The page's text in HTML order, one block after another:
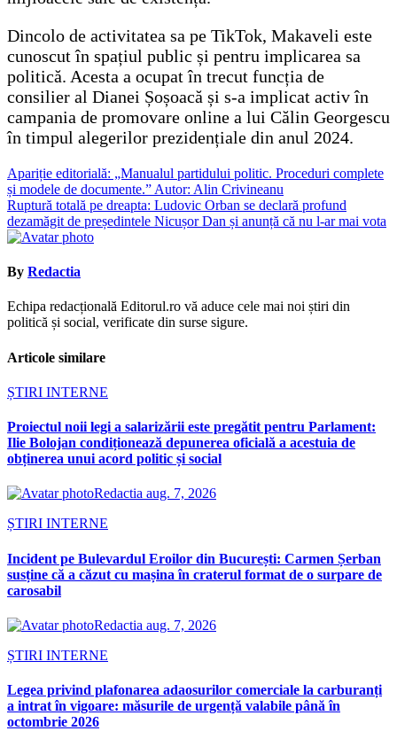
Dincolo de activitatea sa pe TikTok, Makaveli este
cunoscut în spațiul public și pentru implicarea sa
politică. Acesta a ocupat în trecut funcția de
consilier al Dianei Șoșoacă și s-a implicat activ în
campania de promovare online a lui Călin Georgescu
în timpul alegerilor prezidențiale din anul 2024.
Navigare
în
articole
Apariție editorială: „Manualul partidului politic. Proceduri complete
și modele de documente.” Autor: Alin Crivineanu
Ruptură totală pe dreapta: Ludovic Orban se declară profund
dezamăgit de președintele Nicușor Dan și anunță că nu l-ar mai vota
By Redactia
Echipa redacțională Editorul.ro vă aduce cele mai noi știri din
politică și social, verificate din surse sigure.
Articole similare
ȘTIRI INTERNE
Proiectul noii legi a salarizării este pregătit pentru Parlament:
Ilie Bolojan condiționează depunerea oficială a acestuia de
obținerea unui acord politic și social
Redactia aug. 7, 2026
ȘTIRI INTERNE
Incident pe Bulevardul Eroilor din București: Carmen Șerban
susține că a căzut cu mașina în craterul format de o surpare de
carosabil
Redactia aug. 7, 2026
ȘTIRI INTERNE
Legea privind plafonarea adaosurilor comerciale la carburanți
a intrat în vigoare: măsurile de urgență valabile până în
octombrie 2026